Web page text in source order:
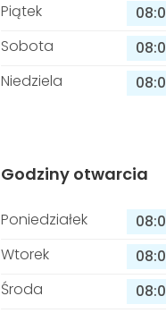
Piątek
Sobota
Niedziela
Godziny otwarcia
Poniedziałek
Wtorek
Środa